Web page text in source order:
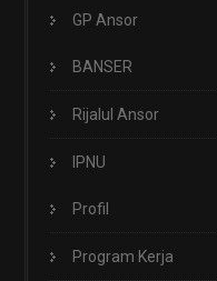
GP Ansor
BANSER
Rijalul Ansor
IPNU
Profil
Program Kerja